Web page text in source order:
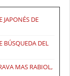
JAPONÉS DE
BÚSQUEDA DEL
MAS RABIOL,